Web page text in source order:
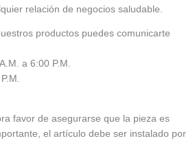
relación de negocios saludable.
productos puedes comunicarte
a 6:00 P.M.
favor de asegurarse que la pieza es
el artículo debe ser instalado por